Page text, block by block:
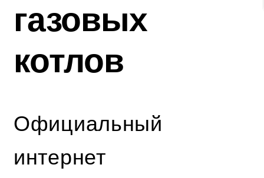
газовых
котлов
Официальный
интернет